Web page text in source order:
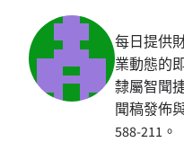
每日提供
業動態的
隸屬智聞
聞稿發佈
588-211。